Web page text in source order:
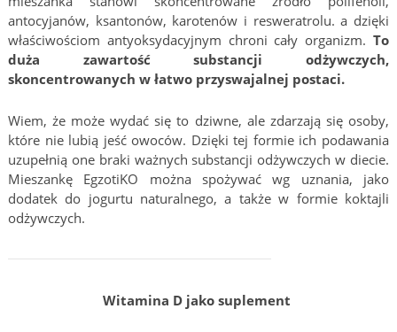
antocyjanów, ksantonów, karotenów i resweratrolu. a dzięki
właściwościom antyoksydacyjnym chroni cały organizm.To
duża zawartość substancji odżywczych,
skoncentrowanych w łatwo przyswajalnej postaci.
Wiem, że może wydać się to dziwne, ale zdarzają się osoby,
które nie lubią jeść owoców. Dzięki tej formie ich podawania
uzupełnią one braki ważnych substancji odżywczych w diecie.
Mieszankę EgzotiKO można spożywać wg uznania, jako
dodatek do jogurtu naturalnego, a także w formie koktajli
odżywczych.
Witamina D jako suplement